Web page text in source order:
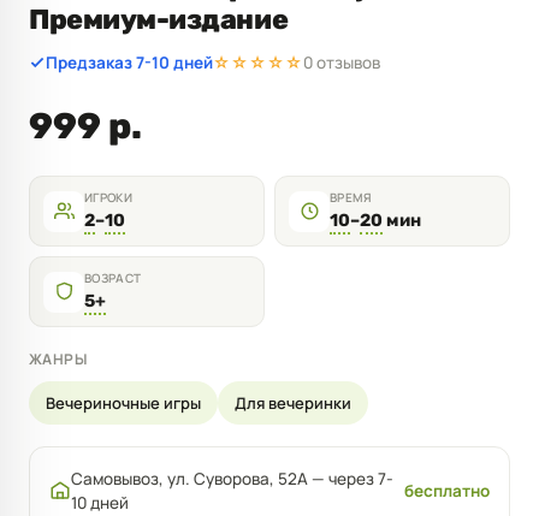
Премиум-издание
Предзаказ 7-10 дней☆☆☆☆☆0 отзывов
999 р.
ИГРОКИ
2–10
ВРЕМЯ
10–20 мин
ВОЗРАСТ
5+
ЖАНРЫ
Вечериночные игры Для вечеринки
Самовывоз, ул. Суворова, 52А — через 7-
10 дней
бесплатно